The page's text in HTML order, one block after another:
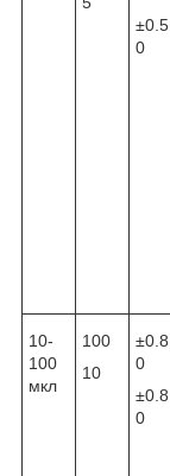
±0.5
0
10-
100
мкл
100
10
±0.8
0
±0.8
0